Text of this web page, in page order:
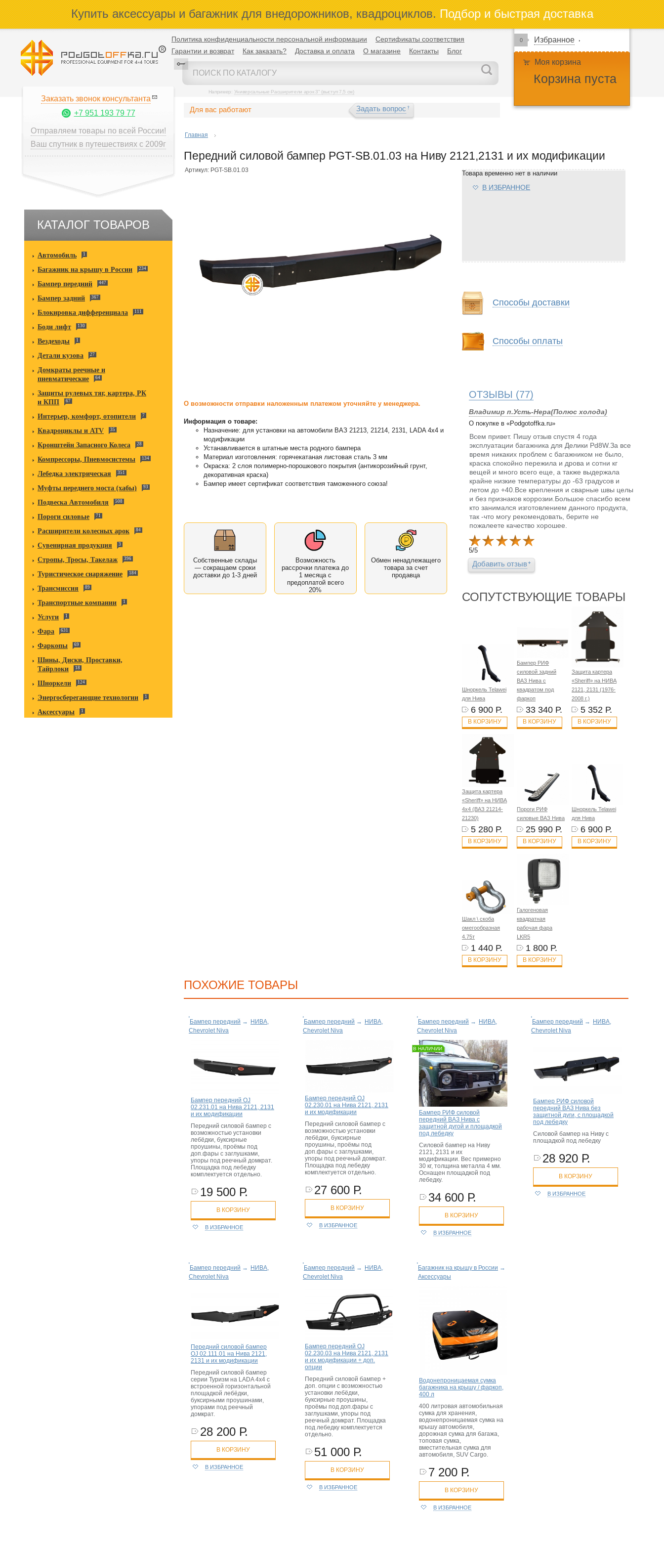
Купить аксессуары и багажник для внедорожников, квадроциклов.Подбор и быстрая доставка
Политика конфиденциальности персональной информации
Сертификаты соответствия
Гарантии и возврат
Как заказать? Доставка и оплата О магазине Контакты Блог
Например: Универсальные Расширители арок 3" (выступ 7,5 см)
0 Избранное
Моя корзина
Корзина пуста
Заказать звонок консультанта
+7 951 193 79 77
Отправляем товары по всей России!
Ваш спутник в путешествиях с 2009г
КАТАЛОГ ТОВАРОВ
Автомобиль 1
Багажник на крышу в России 234
Бампер передний 447
Бампер задний 367
Блокировка дифференциала 111
Боди лифт 130
Вездеходы 1
Детали кузова 27
Домкраты реечные и
пневматические
64
Защиты рулевых тяг, картера, РК
и КПП
67
Интерьер, комфорт, отопители 7
Квадроциклы и ATV 35
Кронштейн Запасного Колеса 28
Компрессоры, Пневмосистемы 134
Лебедка электрическая 351
Муфты переднего моста (хабы) 93
Подвеска Автомобиля 508
Пороги силовые 71
Расширители колесных арок 84
Сувенирная продукция 3
Стропы, Тросы, Такелаж 396
Туристическое снаряжение 184
Трансмиссия 89
Транспортные компании 1
Услуги 1
Фара 631
Фаркопы 69
Шины, Диски, Проставки,
Тайрлоки
18
Шноркели 124
Энергосберегающие технологии 1
Аксессуары 1
Для вас работают Задать вопрос
Главная
Передний силовой бампер PGT-SB.01.03 на Ниву 2121,2131 и их модификации
Артикул: PGT-SB.01.03
О возможности отправки наложенным платежом уточняйте у менеджера.
Информация о товаре:
Назначение: для установки на автомобили ВАЗ 21213, 21214, 2131, LADA 4х4 и
модификации
Устанавливается в штатные места родного бампера
Материал изготовления: горячекатаная листовая сталь 3 мм
Окраска: 2 слоя полимерно-порошкового покрытия (антикорозийный грунт,
декоративная краска)
Бампер имеет сертификат соответствия таможенного союза!
Собственные склады
— сокращаем сроки
доставки до 1-3 дней
Возможность
рассрочки платежа до
1 месяца с
предоплатой всего
20%
Обмен ненадлежащего
товара за счет
продавца
Товара временно нет в наличии
В ИЗБРАННОЕ
Способы доставки
Способы оплаты
ОТЗЫВЫ (77)
Владимир п.Усть-Нера(Полюс холода)
О покупке в «Podgotoffka.ru»
Всем привет. Пишу отзыв спустя 4 года
эксплуатации багажника для Делики Pd8W.За все
время никаких проблем с багажником не было,
краска спокойно пережила и дрова и сотни кг
вещей и много всего еще, а также выдержала
крайне низкие температуры до -63 градусов и
летом до +40.Все крепления и сварные швы целы
и без признаков коррозии.Большое спасибо всем
кто занимался изготовлением данного продукта,
так -что могу рекомендовать, берите не
пожалеете качество хорошее.
5/5
Добавить отзыв
СОПУТСТВУЮЩИЕ ТОВАРЫ
Шноркель Telawei
для Нива
6 900 Р.
В КОРЗИНУ
Бампер РИФ
силовой задний
ВАЗ Нива с
квадратом под
фаркоп
33 340 Р.
В КОРЗИНУ
Защита картера
«Sheriff» на НИВА
2121, 2131 (1976-
2008 г.)
5 352 Р.
В КОРЗИНУ
Защита картера
«Sheriff» на НИВА
4x4 (ВАЗ 21214-
21230)
5 280 Р.
В КОРЗИНУ
Пороги РИФ
силовые ВАЗ Нива
25 990 Р.
В КОРЗИНУ
Шноркель Telawei
для Нива
6 900 Р.
В КОРЗИНУ
Шакл \ скоба
омегообразная
4.75т
1 440 Р.
В КОРЗИНУ
Галогеновая
квадратная
рабочая фара
LKR5
1 800 Р.
В КОРЗИНУ
ПОХОЖИЕ ТОВАРЫ
Бампер передний →
НИВА,
Chevrolet Niva
Бампер передний OJ
02.231.01 на Нива 2121, 2131
и их модификации
Передний силовой бампер с
возможностью установки
лебёдки, буксирные
проушины, проёмы под
доп.фары с заглушками,
упоры под реечный домкрат.
Площадка под лебедку
комплектуется отдельно.
19 500 Р.
В КОРЗИНУ
В ИЗБРАННОЕ
Бампер передний →
НИВА,
Chevrolet Niva
Бампер передний OJ
02.230.01 на Нива 2121, 2131
и их модификации
Передний силовой бампер с
возможностью установки
лебёдки, буксирные
проушины, проёмы под
доп.фары с заглушками,
упоры под реечный домкрат.
Площадка под лебедку
комплектуется отдельно.
27 600 Р.
В КОРЗИНУ
В ИЗБРАННОЕ
Бампер передний →
НИВА,
Chevrolet Niva
В НАЛИЧИИ
Бампер РИФ силовой
передний ВАЗ Нива с
защитной дугой и площадкой
под лебедку
Силовой бампер на Ниву
2121, 2131 и их
модификации. Вес примерно
30 кг, толщина металла 4 мм.
Оснащен площадкой под
лебедку.
34 600 Р.
В КОРЗИНУ
В ИЗБРАННОЕ
Бампер передний →
НИВА,
Chevrolet Niva
Бампер РИФ силовой
передний ВАЗ Нива без
защитной дуги, с площадкой
под лебедку
Силовой бампер на Ниву с
площадкой под лебедку
28 920 Р.
В КОРЗИНУ
В ИЗБРАННОЕ
Бампер передний → НИВА,
Chevrolet Niva
Передний силовой бампер
OJ 02.111.01 на Нива 2121,
2131 и их модификации
Передний силовой бампер
серии Туризм на LADA 4x4 с
встроенной горизонтальной
площадкой лебёдки,
буксирными проушинами,
упорами под реечный
домкрат.
28 200 Р.
В КОРЗИНУ
В ИЗБРАННОЕ
Бампер передний → НИВА,
Chevrolet Niva
Бампер передний OJ
02.230.03 на Нива 2121, 2131
и их модификации + доп.
опции
Передний силовой бампер +
доп. опции с возможностью
установки лебёдки,
буксирные проушины,
проёмы под доп.фары с
заглушками, упоры под
реечный домкрат. Площадка
под лебедку комплектуется
отдельно.
51 000 Р.
В КОРЗИНУ
В ИЗБРАННОЕ
Багажник на крышу в России →
Аксессуары
Водонепроницаемая сумка
багажника на крышу / фаркоп,
400 л
400 литровая автомобильная
сумка для хранения,
водонепроницаемая сумка на
крышу автомобиля,
дорожная сумка для багажа,
топовая сумка,
вместительная сумка для
автомобиля, SUV Cargo.
7 200 Р.
В КОРЗИНУ
В ИЗБРАННОЕ